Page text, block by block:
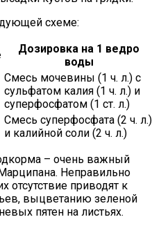
схеме:
Дозировка на 1 ведро
воды
Смесь мочевины (1 ч. л.) с
сульфатом калия (1 ч. л.) и
суперфосфатом (1 ст. л.)
Смесь суперфосфата (2 ч. л.)
и калийной соли (2 ч. л.)
– очень важный
Неправильно
отсутствие приводят к
выцветанию зеленой
пятен на листьях.